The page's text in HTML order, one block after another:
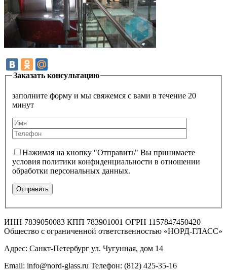
Заказать консультацию
заполните форму и мы свяжемся с вами в течение 20
минут
Нажимая на кнопку "Отправить" Вы принимаете
условия политики конфиденциальности в отношении
обработки персональных данных.
ИНН 7839050083 КПП 783901001 ОГРН 1157847450420
Общество с ограниченной ответственностью «НОРД-ГЛАСС»
Адрес: Санкт-Петербург ул. Чугунная, дом 14
Email: info@nord-glass.ru Телефон: (812) 425-35-16